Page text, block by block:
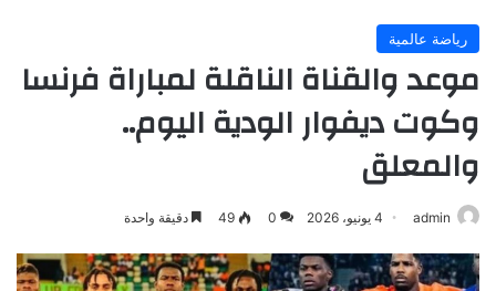
رياضة عالمية
موعد والقناة الناقلة لمباراة فرنسا
وكوت ديفوار الودية اليوم..
والمعلق
admin 4 يونيو، 2026 0
49 دقيقة واحدة